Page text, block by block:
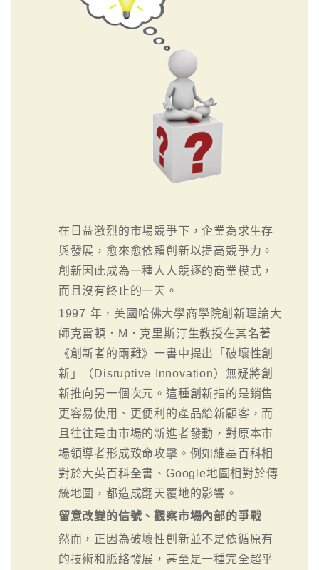
在日益激烈的市場競爭下，企業為求生存
與發展，愈來愈依賴創新以提高競爭力。
創新因此成為一種人人競逐的商業模式，
而且沒有終止的一天。
1997 年，美國哈佛大學商學院創新理論大
師克雷頓．M．克里斯汀生教授在其名著
《創新者的兩難》一書中提出「破壞性創
新」（Disruptive Innovation）無疑將創
新推向另一個次元。這種創新指的是銷售
更容易使用、更便利的產品給新顧客，而
且往往是由市場的新進者發動，對原本市
場領導者形成致命攻擊。例如維基百科相
對於大英百科全書、Google地圖相對於傳
統地圖，都造成翻天覆地的影響。
留意改變的信號、觀察市場內部的爭戰
然而，正因為破壞性創新並不是依循原有
的技術和脈絡發展，甚至是一種完全超乎